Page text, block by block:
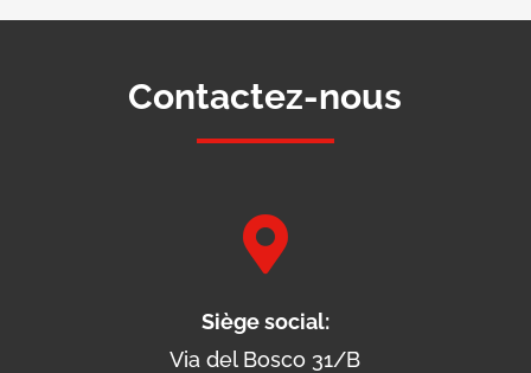
Contactez-nous

Siège social:
Via del Bosco 31/B